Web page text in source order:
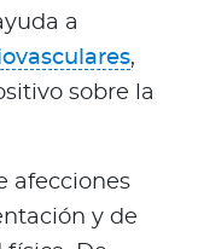
a
,
sobre la
afecciones
y de